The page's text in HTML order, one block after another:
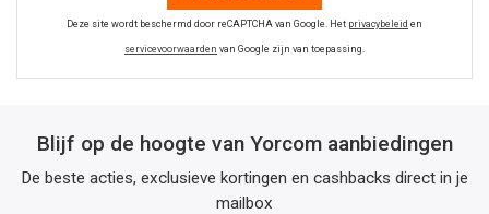
Deze site wordt beschermd door reCAPTCHA van Google. Het privacybeleid en
servicevoorwaarden van Google zijn van toepassing.
Blijf op de hoogte van Yorcom aanbiedingen
De beste acties, exclusieve kortingen en cashbacks direct in je
mailbox